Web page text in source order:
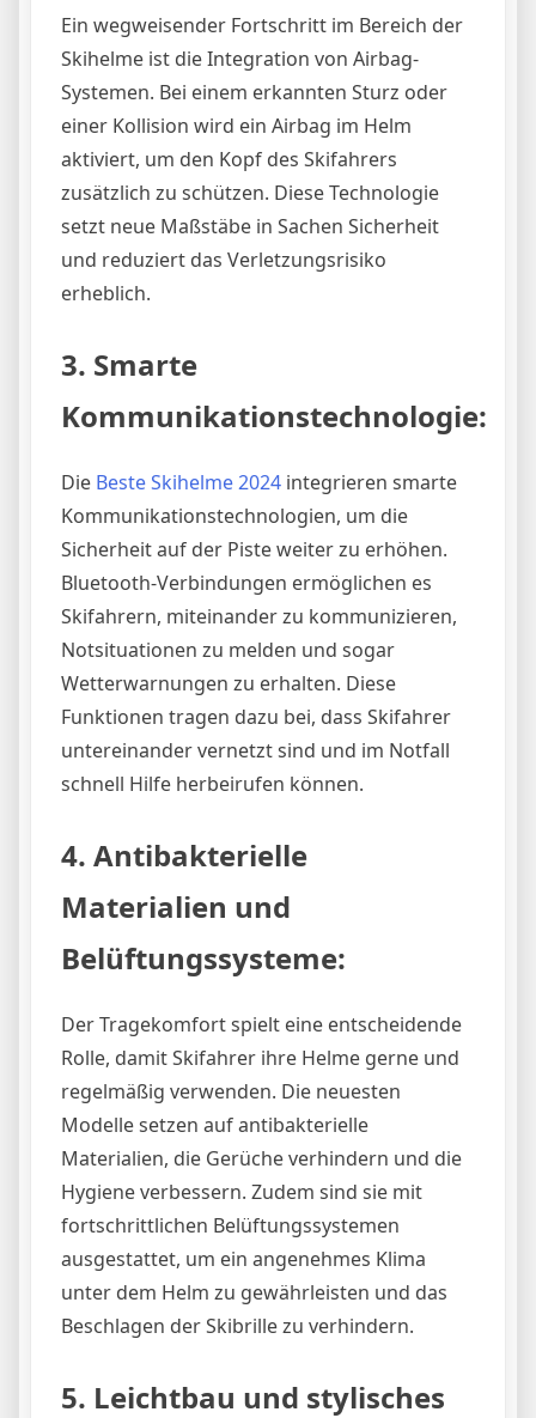
Ein wegweisender Fortschritt im Bereich der
Skihelme ist die Integration von Airbag-
Systemen. Bei einem erkannten Sturz oder
einer Kollision wird ein Airbag im Helm
aktiviert, um den Kopf des Skifahrers
zusätzlich zu schützen. Diese Technologie
setzt neue Maßstäbe in Sachen Sicherheit
und reduziert das Verletzungsrisiko
erheblich.
3. Smarte
Kommunikationstechnologie:
Die Beste Skihelme 2024 integrieren smarte
Kommunikationstechnologien, um die
Sicherheit auf der Piste weiter zu erhöhen.
Bluetooth-Verbindungen ermöglichen es
Skifahrern, miteinander zu kommunizieren,
Notsituationen zu melden und sogar
Wetterwarnungen zu erhalten. Diese
Funktionen tragen dazu bei, dass Skifahrer
untereinander vernetzt sind und im Notfall
schnell Hilfe herbeirufen können.
4. Antibakterielle
Materialien und
Belüftungssysteme:
Der Tragekomfort spielt eine entscheidende
Rolle, damit Skifahrer ihre Helme gerne und
regelmäßig verwenden. Die neuesten
Modelle setzen auf antibakterielle
Materialien, die Gerüche verhindern und die
Hygiene verbessern. Zudem sind sie mit
fortschrittlichen Belüftungssystemen
ausgestattet, um ein angenehmes Klima
unter dem Helm zu gewährleisten und das
Beschlagen der Skibrille zu verhindern.
5. Leichtbau und stylisches